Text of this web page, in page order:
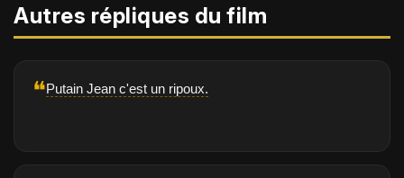
Autres répliques du film
❝Putain Jean c'est un ripoux.